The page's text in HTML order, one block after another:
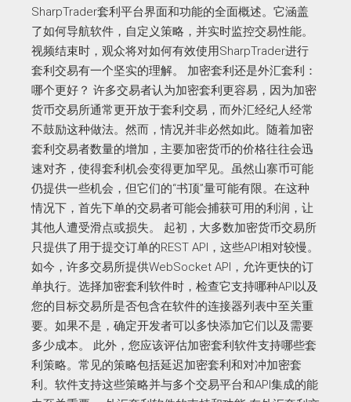
SharpTrader套利平台界面和功能的全面概述。它涵盖
了如何导航软件，自定义策略，并实时监控交易性能。
视频结束时，观众将对如何有效使用SharpTrader进行
套利交易有一个坚实的理解。 加密套利还是外汇套利：
哪个更好？ 许多交易者认为加密套利更容易，因为加密
货币交易所通常更开放于套利交易，而外汇经纪人经常
不鼓励这种做法。然而，情况并非必然如此。随着加密
套利交易者数量的增加，主要加密货币的价格往往会迅
速对齐，使得套利机会变得更加罕见。虽然山寨币可能
仍提供一些机会，但它们的“书顶”量可能有限。在这种
情况下，首先下单的交易者可能会捕获可用的利润，让
其他人遭受滑点或损失。 起初，大多数加密货币交易所
只提供了用于提交订单的REST API，这些API相对较慢。
如今，许多交易所提供WebSocket API，允许更快的订
单执行。选择加密套利软件时，检查它支持哪种API以及
您的目标交易所是否包含在软件的连接器列表中至关重
要。如果不是，确定开发者可以多快添加它们以及需要
多少成本。 此外，您应该评估加密套利软件支持哪些套
利策略。常见的策略包括延迟加密套利和对冲加密套
利。软件支持这些策略并与多个交易平台和API集成的能